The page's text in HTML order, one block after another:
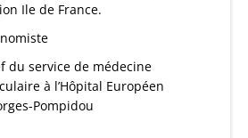
Ile de France.
du service de médecine
à l’Hôpital Européen
Pompidou